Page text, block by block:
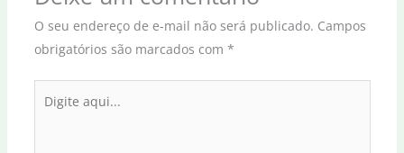
O seu endereço de e-mail não será publicado. Campos
obrigatórios são marcados com *
aqui...